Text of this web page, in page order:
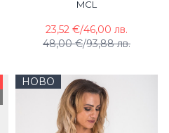
MCL
48,00 €/93,88 лв.
23,52 €/46,00 лв.
НОВО